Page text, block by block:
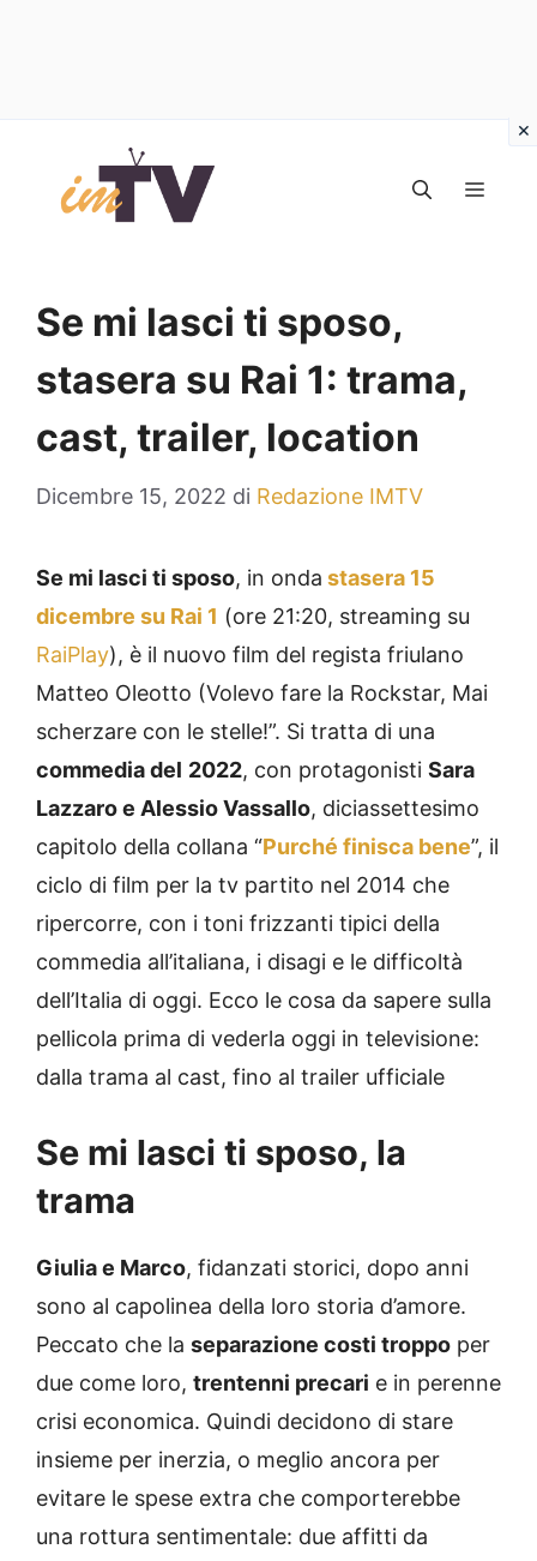
contenuto
Se mi lasci ti sposo,
stasera su Rai 1: trama,
cast, trailer, location
Dicembre 15, 2022 di Redazione IMTV
Se mi lasci ti sposo, in onda stasera 15
dicembre su Rai 1 (ore 21:20, streaming su
RaiPlay), è il nuovo film del regista friulano
Matteo Oleotto (Volevo fare la Rockstar, Mai
scherzare con le stelle!”. Si tratta di una
commedia del 2022, con protagonisti Sara
Lazzaro e Alessio Vassallo, diciassettesimo
capitolo della collana “Purché finisca bene”, il
ciclo di film per la tv partito nel 2014 che
ripercorre, con i toni frizzanti tipici della
commedia all’italiana, i disagi e le difficoltà
dell’Italia di oggi. Ecco le cosa da sapere sulla
pellicola prima di vederla oggi in televisione:
dalla trama al cast, fino al trailer ufficiale
Se mi lasci ti sposo, la
trama
Giulia e Marco, fidanzati storici, dopo anni
sono al capolinea della loro storia d’amore.
Peccato che la separazione costi troppo per
due come loro, trentenni precari e in perenne
crisi economica. Quindi decidono di stare
insieme per inerzia, o meglio ancora per
evitare le spese extra che comporterebbe
una rottura sentimentale: due affitti da